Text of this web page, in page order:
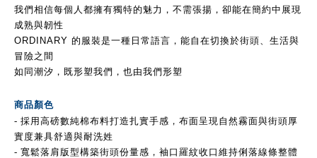
我們相信每個人都擁有獨特的魅力，不需張揚，卻能在簡約中展現
成熟與韌性
ORDINARY 的服裝是一種日常語言，能自在切換於街頭、生活與
冒險之間
如同潮汐，既形塑我們，也由我們形塑
商品顏色
- 採用高磅數純棉布料打造扎實手感，布面呈現自然霧面與街頭厚
實度兼具舒適與耐洗姓
- 寬鬆落肩版型構築街頭份量感，袖口羅紋收口維持俐落線條整體